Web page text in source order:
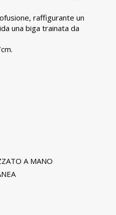
raffigurante un
una biga trainata da
A MANO